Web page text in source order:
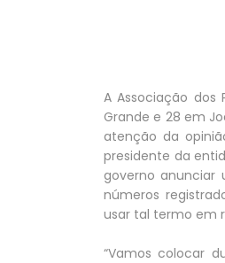
A Associação dos
Grande e 28 em
atenção da
presidente da
governo anunciar
números
usar tal termo em
“Vamos colocar